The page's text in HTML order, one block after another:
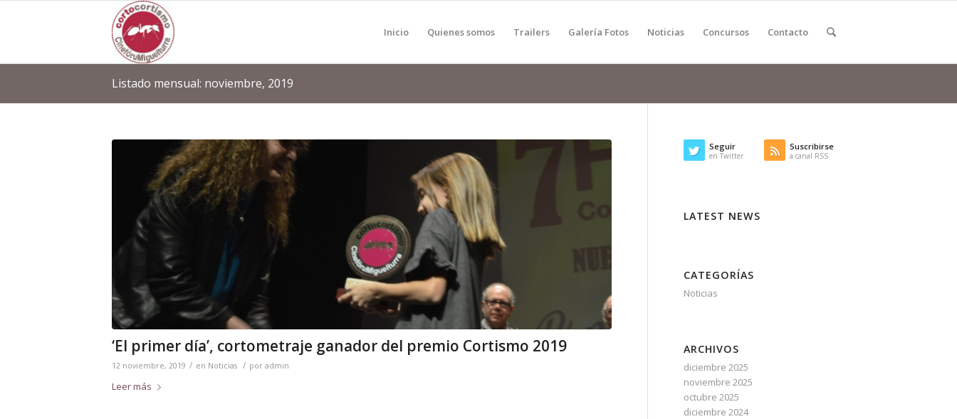
Inicio Quienes somos Trailers Galería Fotos Noticias Concursos Contacto
Listado mensual: noviembre, 2019
‘El primer día’, cortometraje ganador del premio Cortismo 2019
12 noviembre, 2019 / en Noticias / por admin
Leer más
Seguir
en Twitter
Suscribirse
a canal RSS
LATEST NEWS
CATEGORÍAS
Noticias
ARCHIVOS
diciembre 2025
noviembre 2025
octubre 2025
diciembre 2024